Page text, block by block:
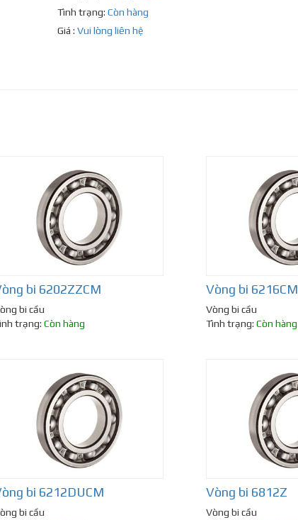
Tình trạng: Còn hàng
Giá : Vui lòng liên hệ
bi 6202ZZCM
bi cầu
trạng: Còn hàng
Vòng bi 6216CM
Vòng bi cầu
Tình trạng: Còn hàng
bi 6212DUCM
bi cầu
Vòng bi 6812Z
Vòng bi cầu